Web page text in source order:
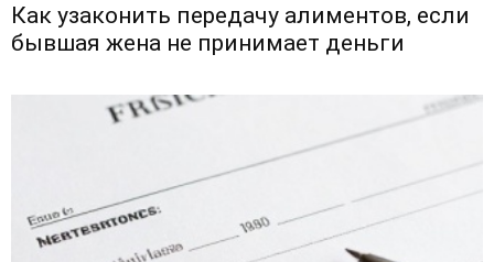
Как узаконить передачу алиментов, если
бывшая жена не принимает деньги